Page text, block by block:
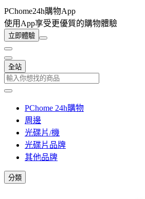
PChome24h購物App
使用App享受更優質的購物體驗
立即體驗
全站
PChome 24h購物
周邊
光碟片/機
光碟片品牌
其他品牌
分類